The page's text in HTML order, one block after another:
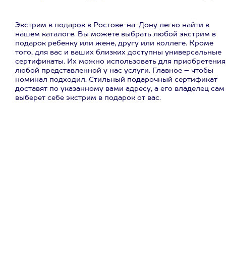
Экстрим в подарок в Ростове-на-Дону легко найти в
нашем каталоге. Вы можете выбрать любой экстрим в
подарок ребенку или жене, другу или коллеге. Кроме
того, для вас и ваших близких доступны универсальные
сертификаты. Их можно использовать для приобретения
любой представленной у нас услуги. Главное – чтобы
номинал подходил. Стильный подарочный сертификат
доставят по указанному вами адресу, а его владелец сам
выберет себе экстрим в подарок от вас.